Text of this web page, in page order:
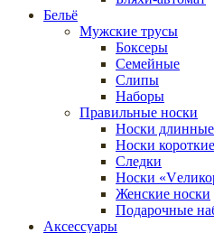
Бельё
Мужские трусы
Боксеры
Семейные
Слипы
Наборы
Правильные носки
Носки длинные
Носки короткие
Следки
Носки
Женские носки
Подарочные
Аксессуары